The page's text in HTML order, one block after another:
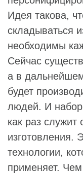
Идея такова,
складываться
необходимы
Сейчас
а в
будет
людей. И набор
как раз служит
изготовления.
технологии,
применяет.